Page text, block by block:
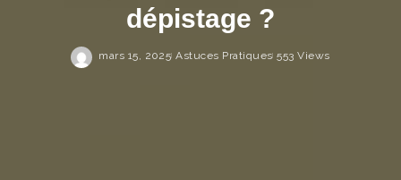
dépistage ?
mars 15, 2025 Astuces Pratiques 553 Views